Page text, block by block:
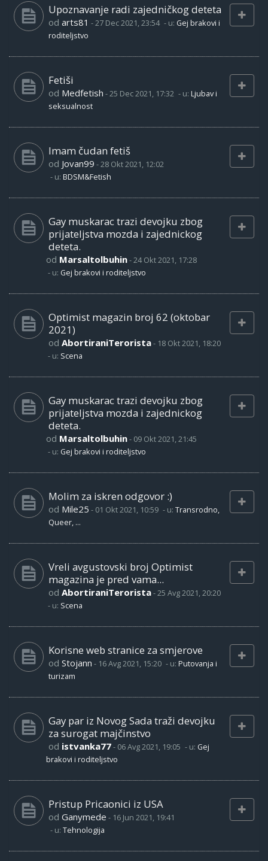
Upoznavanje radi zajedničkog deteta
od arts81 -27 Dec 2021, 23:54 - u: Gej brakovi i
roditeljstvo
Fetiši
od Medfetish -25 Dec 2021, 17:32 - u: Ljubav i
seksualnost
Imam čudan fetiš
od Jovan99 -28 Okt 2021, 12:02
- u: BDSM&Fetish
Gay muskarac trazi devojku zbog
prijateljstva mozda i zajednickog
deteta.
od Marsaltolbuhin-24 Okt 2021, 17:28
- u: Gej brakovi i roditeljstvo
Optimist magazin broj 62 (oktobar
2021)
od AbortiraniTerorista- 18 Okt 2021, 18:20
- u: Scena
Gay muskarac trazi devojku zbog
prijateljstva mozda i zajednickog
deteta.
od Marsaltolbuhin- 09 Okt 2021, 21:45
- u: Gej brakovi i roditeljstvo
Molim za iskren odgovor :)
od Mile25 - 01 Okt 2021, 10:59 - u: Transrodno,
Queer, ...
Vreli avgustovski broj Optimist
magazina je pred vama...
od AbortiraniTerorista-25 Avg 2021, 20:20
- u: Scena
Korisne web stranice za smjerove
od Stojann - 16 Avg 2021, 15:20 - u: Putovanja i
turizam
Gay par iz Novog Sada traži devojku
za surogat majčinstvo
od istvanka77- 06 Avg 2021, 19:05 - u: Gej
brakovi i roditeljstvo
Pristup Pricaonici iz USA
od Ganymede - 16 Jun 2021, 19:41
- u: Tehnologija